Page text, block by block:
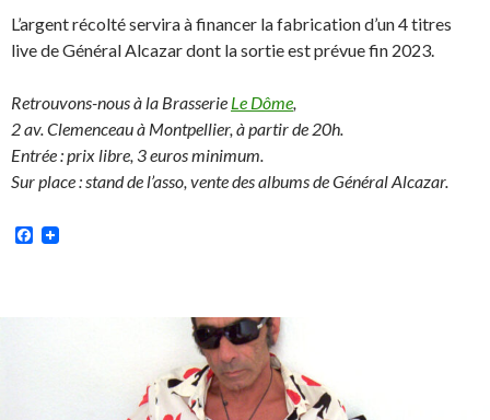
L’argent récolté servira à financer la fabrication d’un 4 titres
live de Général Alcazar dont la sortie est prévue fin 2023.
Retrouvons-nous à la Brasserie Le Dôme,
2 av. Clemenceau à Montpellier, à partir de 20h.
Entrée : prix libre, 3 euros minimum.
Sur place : stand de l’asso, vente des albums de Général Alcazar.
Facebook